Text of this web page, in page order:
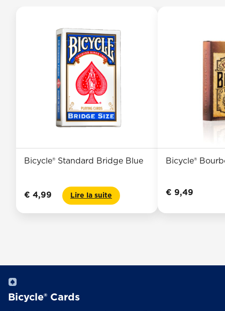
Bicycle® Standard Bridge Blue
€ 4,99 Lire la suite
Bicycle®
€ 9,49
Bicycle® Cards